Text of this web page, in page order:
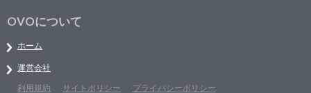
OVOについて
ホーム
運営会社
利用規約
サイトポリシー プライバシーポリシー